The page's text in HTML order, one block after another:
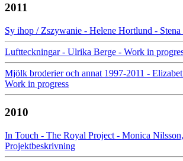
2011
Sy ihop / Zszywanie - Helene Hortlund - Stena
Luftteckningar - Ulrika Berge - Work in
Mjölk broderier och annat 1997-2011 -
Work in progress
2010
In Touch - The Royal Project - Monica
Projektbeskrivning